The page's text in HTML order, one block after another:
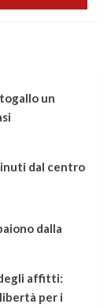
un
dal centro
dalla
affitti:
per i